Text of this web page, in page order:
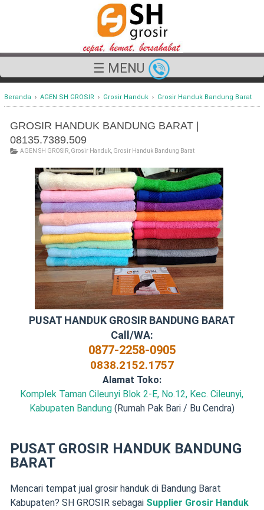
☰ MENU
Beranda › AGEN SH GROSIR › Grosir Handuk › Grosir Handuk Bandung Barat
GROSIR HANDUK BANDUNG BARAT |
08135.7389.509
AGEN SH GROSIR, Grosir Handuk, Grosir Handuk Bandung Barat
PUSAT HANDUK GROSIR BANDUNG BARAT
Call/WA:
0877-2258-0905
0838.2152.1757
Alamat Toko:
Komplek Taman Cileunyi Blok 2-E, No.12, Kec. Cileunyi,
Kabupaten Bandung(Rumah Pak Bari / Bu Cendra)
PUSAT GROSIR HANDUK BANDUNG
BARAT
Mencari tempat jual grosir handuk di Bandung Barat
Kabupaten? SH GROSIR sebagai Supplier Grosir Handuk